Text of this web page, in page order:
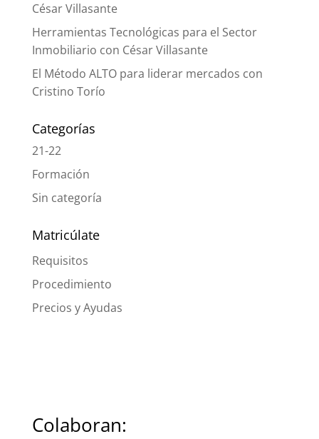
César Villasante
Herramientas Tecnológicas para el Sector
Inmobiliario con César Villasante
El Método ALTO para liderar mercados con
Cristino Torío
Categorías
21-22
Formación
Sin categoría
Matricúlate
Requisitos
Procedimiento
Precios y Ayudas
Colaboran: